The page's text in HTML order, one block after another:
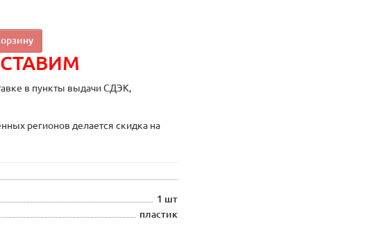
в пункты выдачи СДЭК,
регионов делается скидка на
1 шт
пластик